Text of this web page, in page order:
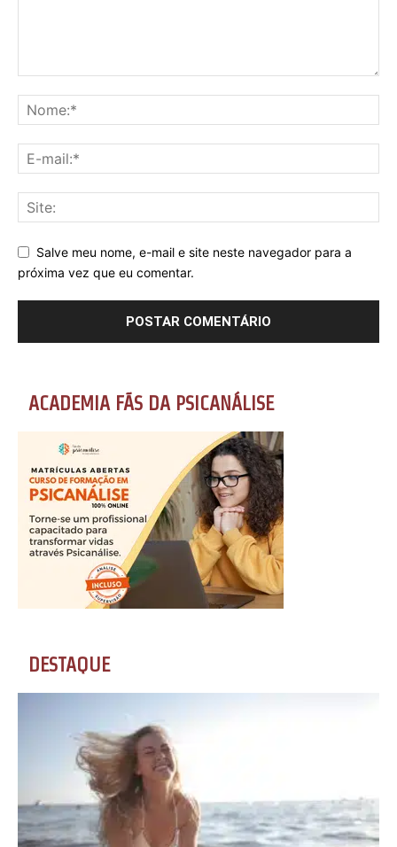
Salve meu nome, e-mail e site neste navegador para a
próxima vez que eu comentar.
ACADEMIA FÃS DA PSICANÁLISE
DESTAQUE